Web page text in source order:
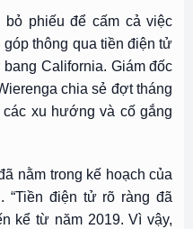
bỏ phiếu để cấm cả việc
thông qua tiền điện tử
California. Giám đốc
chia sẻ đợt tháng
các xu hướng và cố gắng
nằm trong kế hoạch của
“Tiền điện tử rõ ràng đã
kể từ năm 2019. Vì vậy,